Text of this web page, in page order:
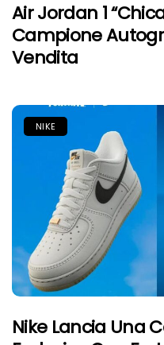
Air Jordan 1
Campione
Vendita
NIKE
Nike Lancia Una